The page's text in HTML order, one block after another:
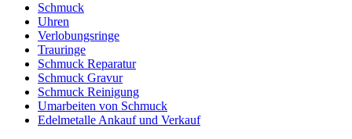
Schmuck
Uhren
Verlobungsringe
Trauringe
Schmuck Reparatur
Schmuck Gravur
Schmuck Reinigung
Umarbeiten von Schmuck
Edelmetalle Ankauf und Verkauf